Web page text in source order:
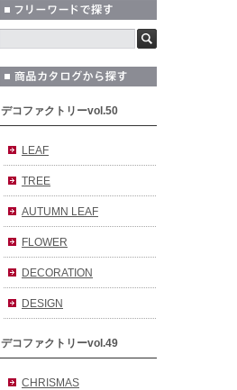
デコファクトリーvol.50
LEAF
TREE
AUTUMN LEAF
FLOWER
DECORATION
DESIGN
デコファクトリーvol.49
CHRISMAS